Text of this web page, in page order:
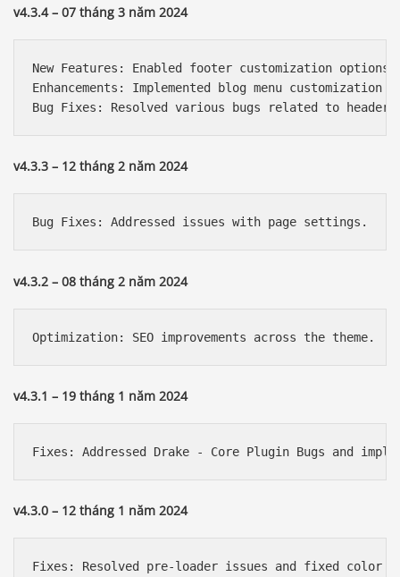
v4.3.4 – 07 tháng 3 năm 2024
New Features: Enabled footer customization
Enhancements: Implemented blog menu customization
v4.3.3 – 12 tháng 2 năm 2024
v4.3.2 – 08 tháng 2 năm 2024
v4.3.1 – 19 tháng 1 năm 2024
v4.3.0 – 12 tháng 1 năm 2024
Fixes: Resolved pre-loader issues and fixed color